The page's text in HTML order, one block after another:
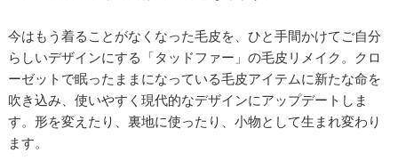
今はもう着ることがなくなった毛皮を、ひと手間かけてご自分
らしいデザインにする「タッドファー」の毛皮リメイク。クロ
ーゼットで眠ったままになっている毛皮アイテムに新たな命を
吹き込み、使いやすく現代的なデザインにアップデートしま
す。形を変えたり、裏地に使ったり、小物として生まれ変わり
ます。